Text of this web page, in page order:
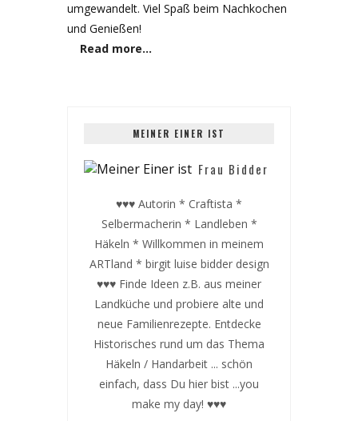
umgewandelt. Viel Spaß beim Nachkochen
und Genießen!
Read more…
MEINER EINER IST
Frau Bidder
♥♥♥ Autorin * Craftista *
Selbermacherin * Landleben *
Häkeln * Willkommen in meinem
ARTland * birgit luise bidder design
♥♥♥ Finde Ideen z.B. aus meiner
Landküche und probiere alte und
neue Familienrezepte. Entdecke
Historisches rund um das Thema
Häkeln / Handarbeit ... schön
einfach, dass Du hier bist ...you
make my day! ♥♥♥